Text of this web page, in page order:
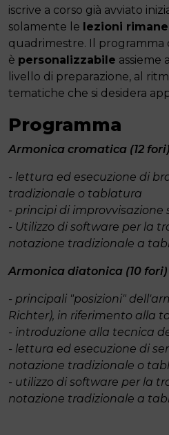
iscrive a corso già avviato
solamente le lezioni
quadrimestre. Il programma
è personalizzabile assieme
livello di preparazione, al
tematiche che si desidera
Programma
Armonica cromatica (12 fori)
- lettura ed esecuzione di
tradizionale o tablatura
- principi di improvvisazione
- Utilizzo di software per la
notazione tradizionale a
Armonica diatonica (10 fori)
- principali "posizioni"
Richter), in riferimento alla
- introduzione alla tecnica
- lettura ed esecuzione di
notazione tradizionale o
- utilizzo di software per la
notazione tradizionale a